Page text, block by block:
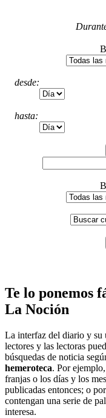
desde:
hasta:
Te lo ponemos
La Noción
La interfaz del diario y su
lectores y las lectoras
búsquedas de noticia
hemeroteca. Por
franjas o los días y los
publicadas entonces; o
contengan una serie de
interesa.